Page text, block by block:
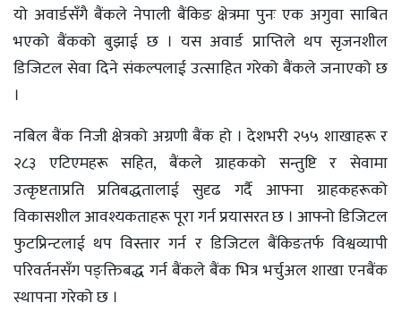
यो अवार्डसँगै बैंकले नेपाली बैंकिङ क्षेत्रमा पुनः एक अगुवा साबित
भएको बैंकको बुझाई छ । यस अवार्ड प्राप्तिले थप सृजनशील
डिजिटल सेवा दिने संकल्पलाई उत्साहित गरेको बैंकले जनाएको छ
।
नबिल बैंक निजी क्षेत्रको अग्रणी बैंक हो । देशभरी २५५ शाखाहरू र
२८३ एटिएमहरू सहित, बैंकले ग्राहकको सन्तुष्टि र सेवामा
उत्कृष्टताप्रति प्रतिबद्धतालाई सुदृढ गर्दै आफ्ना ग्राहकहरूको
विकासशील आवश्यकताहरू पूरा गर्न प्रयासरत छ । आफ्नो डिजिटल
फुटप्रिन्टलाई थप विस्तार गर्न र डिजिटल बैंकिङतर्फ विश्वव्यापी
परिवर्तनसँग पङ्क्तिबद्ध गर्न बैंकले बैंक भित्र भर्चुअल शाखा एनबैंक
स्थापना गरेको छ ।